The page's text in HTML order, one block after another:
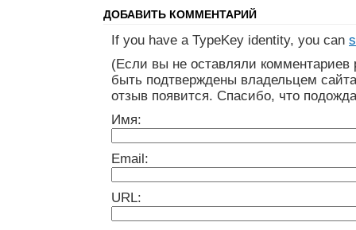
ДОБАВИТЬ КОММЕНТАРИЙ
If you have a TypeKey identity, you can
(Если вы не оставляли
быть подтверждены владельцем
отзыв появится. Спасибо, что
Имя:
Email:
URL: